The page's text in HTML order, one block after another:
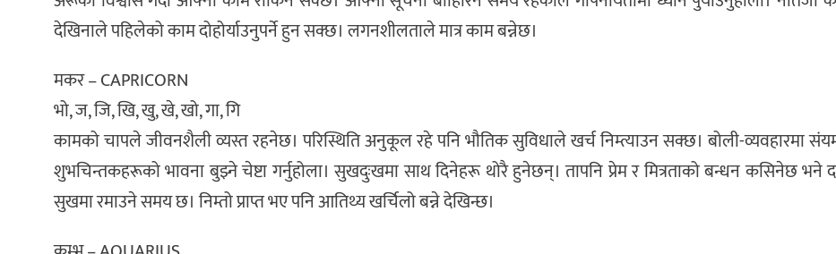
देखिनाले पहिलेको काम दोहोर्याउनुपर्ने हुन सक्छ। लगनशीलताले मात्र काम बन्नेछ।
मकर – CAPRICORN
भो, ज, जि, खि, खु, खे, खो, गा, गि
कामको चापले जीवनशैली व्यस्त रहनेछ। परिस्थिति अनुकूल रहे पनि भौतिक सुविधाले खर्च निम्त्याउन सक्छ। बोली-व्यवहारमा
शुभचिन्तकहरूको भावना बुझ्ने चेष्टा गर्नुहोला। सुखदुःखमा साथ दिनेहरू थोरै हुनेछन्। तापनि प्रेम र मित्रताको बन्धन कसिनेछ भने
सुखमा रमाउने समय छ। निम्तो प्राप्त भए पनि आतिथ्य खर्चिलो बन्ने देखिन्छ।